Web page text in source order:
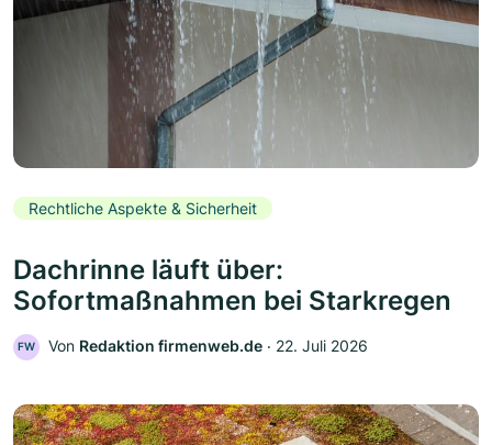
Rechtliche Aspekte & Sicherheit
Dachrinne läuft über:
Sofortmaßnahmen bei Starkregen
FW Von Redaktion firmenweb.de ‧ 22. Juli 2026